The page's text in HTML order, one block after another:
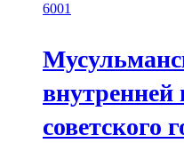
6001
внутренней
советского